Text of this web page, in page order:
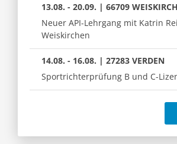
13.08. - 20.09. | 66709
Neuer API-Lehrgang mit Katrin
Weiskirchen
14.08. - 16.08. | 27283 VERDEN
Sportrichterprüfung B und C-